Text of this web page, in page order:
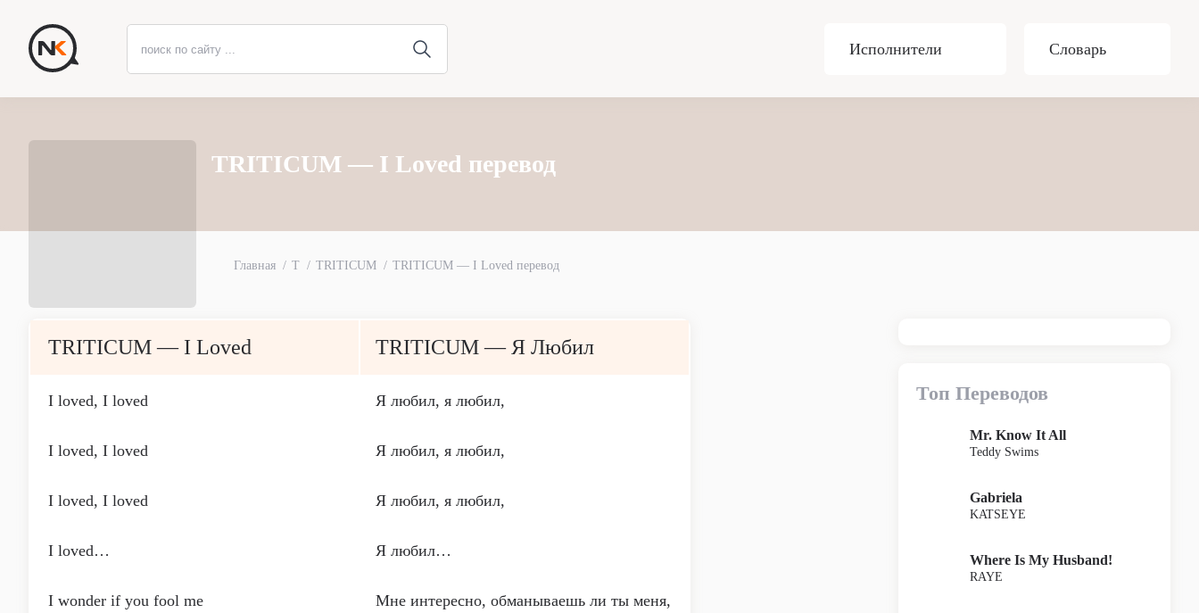
Исполнители Словарь
TRITICUM — I Loved перевод
Главная T TRITICUM TRITICUM — I Loved перевод
TRITICUM — I Loved TRITICUM — Я Любил
I loved, I loved Я любил, я любил,
I loved, I loved Я любил, я любил,
I loved, I loved Я любил, я любил,
I loved… Я любил…
I wonder if you fool me Мне интересно, обманываешь ли ты меня,
Топ Переводов
Mr. Know It All
Teddy Swims
Gabriela
KATSEYE
Where Is My Husband!
RAYE